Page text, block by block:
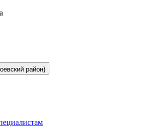
район)